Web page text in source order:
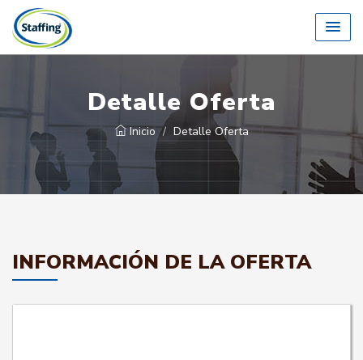
Detalle Oferta
Inicio Detalle Oferta
INFORMACIÓN DE LA OFERTA